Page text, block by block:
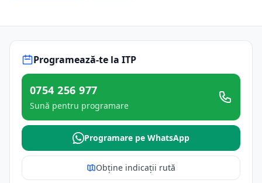
Programează-te la ITP
0754 256 977
Sună pentru programare
Programare pe WhatsApp
Obține indicații rută